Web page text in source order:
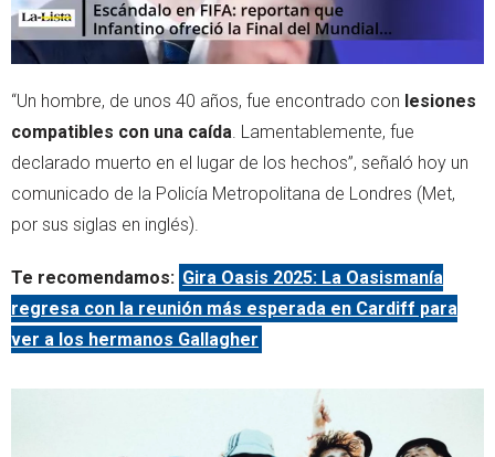
“Un hombre, de unos 40 años, fue encontrado con lesiones
compatibles con una caída. Lamentablemente, fue
declarado muerto en el lugar de los hechos”, señaló hoy un
comunicado de la Policía Metropolitana de Londres (Met,
por sus siglas en inglés).
Te recomendamos: Gira Oasis 2025: La Oasismanía
regresa con la reunión más esperada en Cardiff para
ver a los hermanos Gallagher